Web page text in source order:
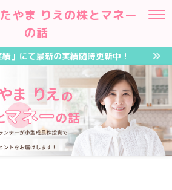
やま りえの株とマネー
の話
績」にて最新の実績随時更新中！